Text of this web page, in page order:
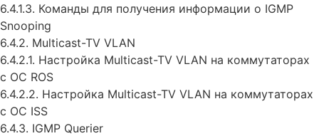
6.4.1.3. Команды для получения информации о IGMP
Snooping
6.4.2. Multicast-TV VLAN
6.4.2.1. Настройка Multicast-TV VLAN на коммутаторах
с ОС ROS
6.4.2.2. Настройка Multicast-TV VLAN на коммутаторах
с ОС ISS
6.4.3. IGMP Querier